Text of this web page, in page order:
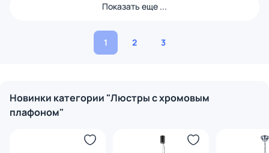
Показать еще ...
1 2 3
Новинки категории "Люстры с хромовым
плафоном"